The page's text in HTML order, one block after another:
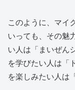
このように、マイ
いっても、その魅
い人は「まいぜん
を学びたい人は「
を楽しみたい人は